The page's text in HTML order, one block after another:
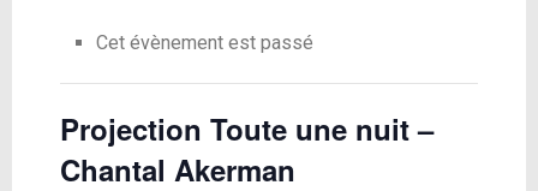
Cet évènement est passé
Projection Toute une nuit –
Chantal Akerman